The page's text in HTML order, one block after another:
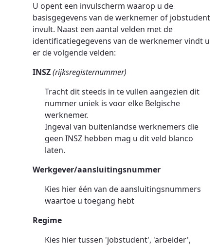
U opent een invulscherm waarop u de
basisgegevens van de werknemer of jobstudent
invult. Naast een aantal velden met de
identificatiegegevens van de werknemer vindt u
er de volgende velden:
INSZ(rijksregisternummer)
Tracht dit steeds in te vullen aangezien dit
nummer uniek is voor elke Belgische
werknemer.
Ingeval van buitenlandse werknemers die
geen INSZ hebben mag u dit veld blanco
laten.
Werkgever/aansluitingsnummer
Kies hier één van de aansluitingsnummers
waartoe u toegang hebt
Regime
Kies hier tussen 'jobstudent', 'arbeider',